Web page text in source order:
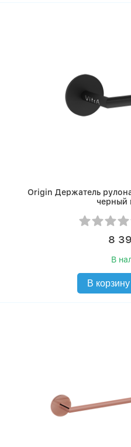
Origin Держатель
черный
8
В
В корзину